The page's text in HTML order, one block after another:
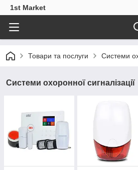
1st Market
Товари та послуги Системи
Системи охоронної сигналізації